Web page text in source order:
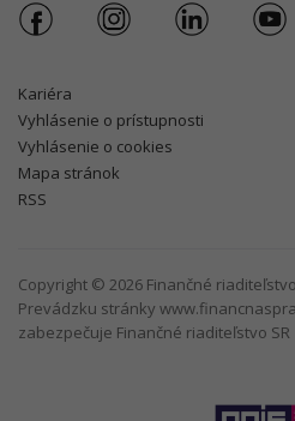
Kariéra
Vyhlásenie o prístupnosti
Vyhlásenie o cookies
Mapa stránok
RSS
Copyright © 2026 Finančné
Prevádzku stránky
zabezpečuje Finančné riaditeľstvo SR